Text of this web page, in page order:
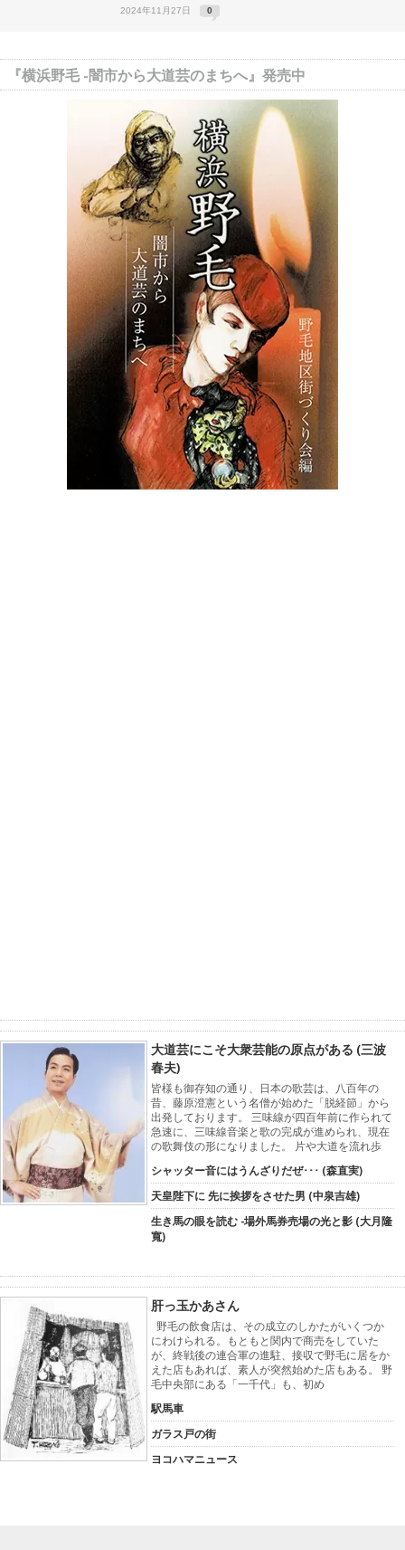
2024年11月27日 0
『横浜野毛 -闇市から大道芸のまちへ』発売中
大道芸にこそ大衆芸能の原点がある (三波
春夫)
皆様も御存知の通り、日本の歌芸は、八百年の
昔、藤原澄憲という名僧が始めた「脱経節」から
出発しております。 三味線が四百年前に作られて
急速に、三味線音楽と歌の完成が進められ、現在
の歌舞伎の形になりました。 片や大道を流れ歩
シャッター音にはうんざりだぜ･･･ (森直実)
天皇陛下に 先に挨拶をさせた男 (中泉吉雄)
生き馬の眼を読む -場外馬券売場の光と影 (大月隆
寬)
肝っ玉かあさん
野毛の飲食店は、その成立のしかたがいくつか
にわけられる。もともと関内で商売をしていた
が、終戦後の連合軍の進駐、接収で野毛に居をか
えた店もあれば、素人が突然始めた店もある。 野
毛中央部にある「一千代」も、初め
駅馬車
ガラス戸の街
ヨコハマニュース